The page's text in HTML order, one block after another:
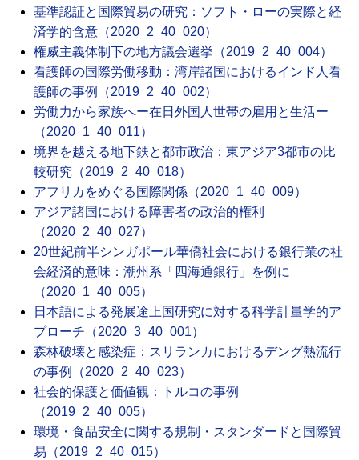
基準認証と国際貿易の研究：ソフト・ローの実際と経
済学的含意（2020_2_40_020）
権威主義体制下の地方議会選挙（2019_2_40_004）
看護師の国際労働移動：湾岸諸国におけるインド人看
護師の事例（2019_2_40_002）
労働力から家族へー在日外国人世帯の雇用と生活ー
（2020_1_40_011）
境界を越える地下鉄と都市政治：東アジア3都市の比
較研究（2019_2_40_018）
アフリカをめぐる国際関係（2020_1_40_009）
アジア諸国における障害者の政治的権利
（2020_2_40_027）
20世紀前半シンガポール華僑社会における銀行業の社
会経済的意味：潮州系「四海通銀行」を例に
（2020_1_40_005）
日本語による発展途上国研究に対する科学計量学的ア
プローチ（2020_3_40_001）
森林破壊と感染症：スリランカにおけるデング熱流行
の事例（2020_2_40_023）
社会的保護と価値観：トルコの事例
（2019_2_40_005）
環境・食品安全に関する規制・スタンダードと国際貿
易（2019_2_40_015）